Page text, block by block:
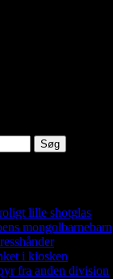
lille shotglas
mongolbarnebarn
i kiosken
fra anden division